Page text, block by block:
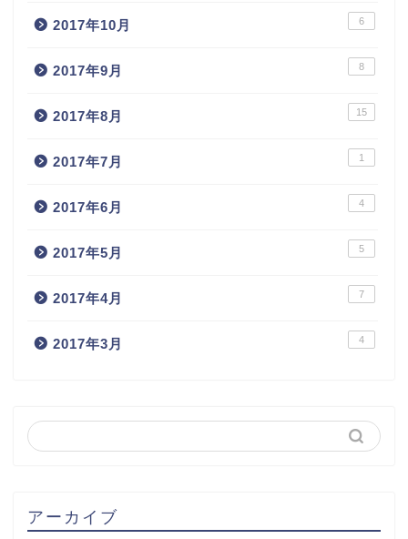
2017年10月 6
2017年9月 8
2017年8月 15
2017年7月 1
2017年6月 4
2017年5月 5
2017年4月 7
2017年3月 4
アーカイブ